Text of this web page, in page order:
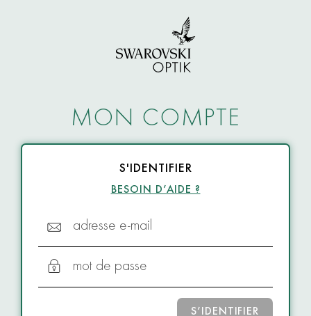
MON COMPTE
S'IDENTIFIER
BESOIN D’AIDE ?
adresse e-mail
mot de passe
S’IDENTIFIER